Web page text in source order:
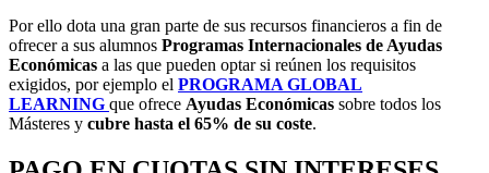
Por ello dota una gran parte de sus recursos financieros a fin de
ofrecer a sus alumnos Programas Internacionales de Ayudas
Económicas a las que pueden optar si reúnen los requisitos
exigidos, por ejemplo el PROGRAMA GLOBAL
LEARNING que ofrece Ayudas Económicas sobre todos los
Másteres y cubre hasta el 65% de su coste.